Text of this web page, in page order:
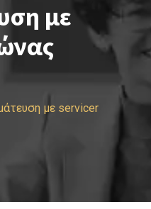
με
με servicer